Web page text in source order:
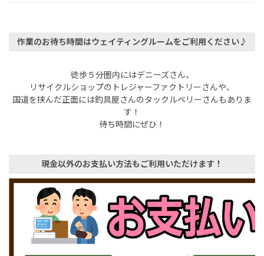
作業のお待ち時間はウェイティングルームをご利用ください♪
徒歩５分圏内にはデニーズさん、
リサイクルショップのトレジャーファクトリーさんや、
国道を挟んだ正面には釣具屋さんのタックルベリーさんもありま
す！
待ち時間にぜひ！
現金以外のお支払い方法もご利用いただけます！